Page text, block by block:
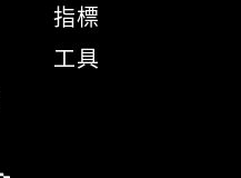
指標
工具